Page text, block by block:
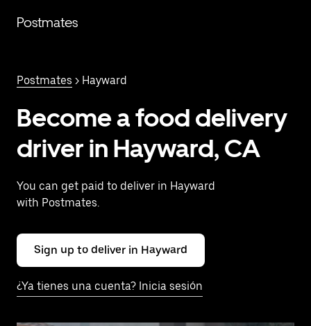
contenido
Postmates
Postmates > Hayward
Become a food delivery
driver in Hayward, CA
You can get paid to deliver in Hayward
with Postmates.
Sign up to deliver in Hayward
¿Ya tienes una cuenta? Inicia sesión